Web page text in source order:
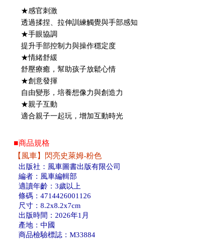
★感官刺激
透過揉捏、拉伸訓練觸覺與手部感知
★手眼協調
提升手部控制力與操作穩定度
★情緒舒緩
舒壓療癒，幫助孩子放鬆心情
★創意發揮
自由變形，培養想像力與創造力
★親子互動
適合親子一起玩，增加互動時光
■商品規格
【風車】閃亮史萊姆-粉色
出版社：風車圖書出版有限公司
編者：風車編輯部
適讀年齡：3歲以上
條碼：4714426001126
尺寸：8.2x8.2x7cm
出版時間：2026年1月
產地：中國
商品檢驗標誌：M33884